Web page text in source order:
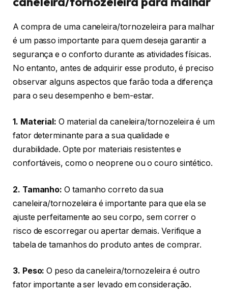
A compra de uma caneleira/tornozeleira para malhar
é um passo importante para quem deseja garantir a
segurança e o conforto durante as atividades físicas.
No entanto, antes de adquirir esse produto, é preciso
observar alguns aspectos que farão toda a diferença
para o seu desempenho e bem-estar.
1. Material: O material da caneleira/tornozeleira é um
fator determinante para a sua qualidade e
durabilidade. Opte por materiais resistentes e
confortáveis, como o neoprene ou o couro sintético.
2. Tamanho: O tamanho correto da sua
caneleira/tornozeleira é importante para que ela se
ajuste perfeitamente ao seu corpo, sem correr o
risco de escorregar ou apertar demais. Verifique a
tabela de tamanhos do produto antes de comprar.
3. Peso: O peso da caneleira/tornozeleira é outro
fator importante a ser levado em consideração.